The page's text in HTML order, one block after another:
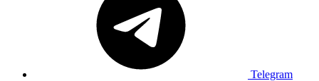
Telegram